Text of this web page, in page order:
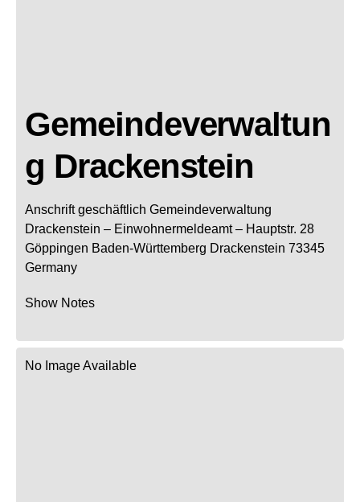
Gemeindeverwaltun
g Drackenstein
Anschrift geschäftlich Gemeindeverwaltung
Drackenstein – Einwohnermeldeamt – Hauptstr. 28
Göppingen Baden-Württemberg Drackenstein 73345
Germany
Show Notes
No Image Available